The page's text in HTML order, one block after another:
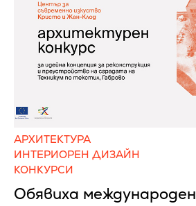
АРХИТЕКТУРА
ИНТЕРИОРЕН ДИЗАЙН
КОНКУРСИ
Обявиха международен